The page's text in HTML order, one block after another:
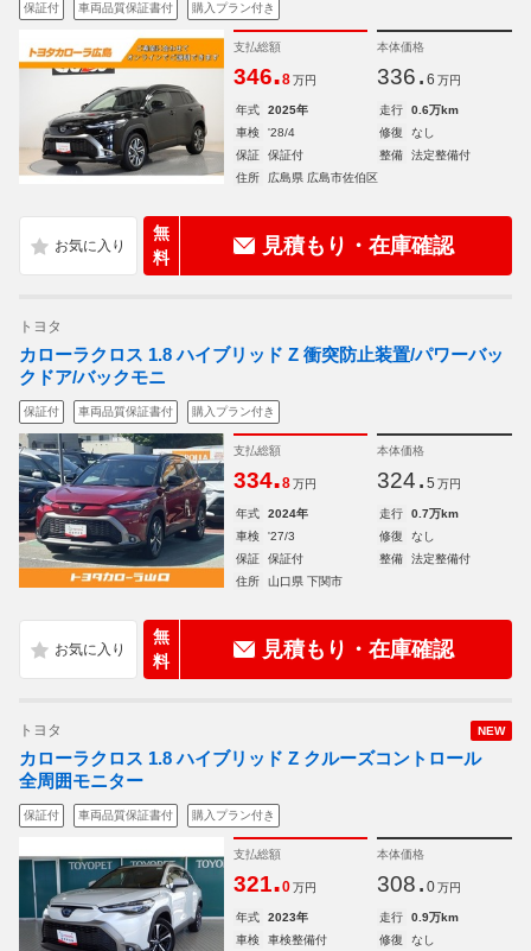
保証付 車両品質保証書付 購入プラン付き
支払総額
346.8 万円
本体価格
336. 6 万円
年式 2025年 走行
0.6万km
車検
'28/4 修復
なし
保証
保証付 整備
法定整備付
住所
広島県 広島市佐伯区
無
料
見積もり・在庫確認
トヨタ
カローラクロス 1.8 ハイブリッド Z 衝突防止装置/パワーバッ
クドア/バックモニ
保証付 車両品質保証書付 購入プラン付き
支払総額
334.8 万円
本体価格
324. 5 万円
年式 2024年 走行
0.7万km
車検
'27/3 修復
なし
保証
保証付 整備
法定整備付
住所
山口県 下関市
無
料
見積もり・在庫確認
NEW
トヨタ
カローラクロス 1.8 ハイブリッド Z クルーズコントロール
全周囲モニター
保証付 車両品質保証書付 購入プラン付き
支払総額
321.0 万円
本体価格
308. 0 万円
年式 2023年 走行
0.9万km
車検
車検整備付 修復
なし